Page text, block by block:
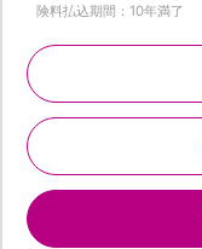
険料払込期間：10年満了